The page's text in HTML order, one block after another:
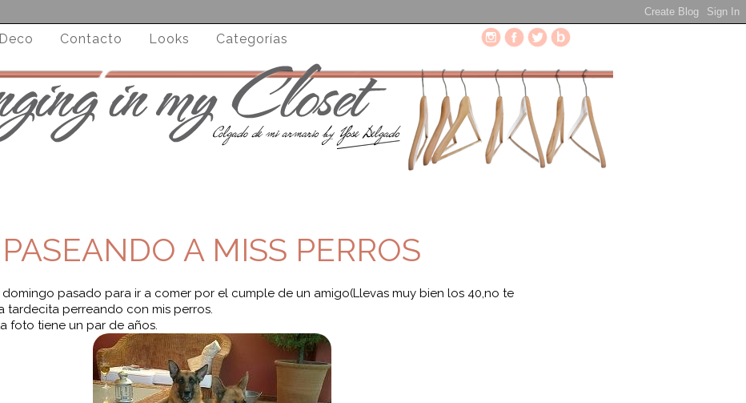
Contacto Looks Categorías
PASEANDO A MISS PERROS
domingo pasado para ir a comer por el cumple de un amigo(Llevas muy bien los 40,no te
tardecita perreando con mis perros.
foto tiene un par de años.